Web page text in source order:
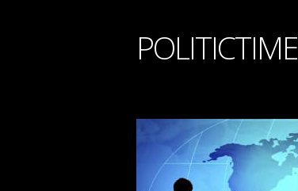
POLITICTIME